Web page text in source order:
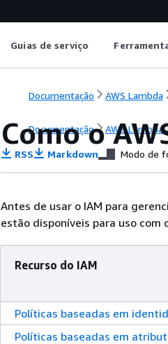
Guias de serviço
Documentação AWS Lambda
Documentação AWS Lambda
Como o
RSS Markdown Modo de
Antes de usar o IAM para
estão disponíveis para uso com
Recurso do IAM
Políticas baseadas em
Políticas baseadas em